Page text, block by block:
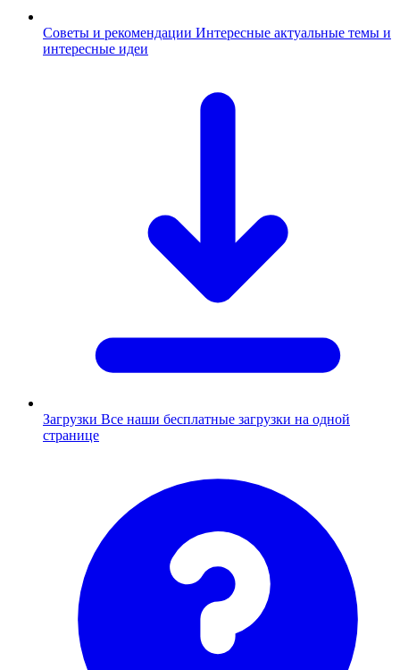
Советы и рекомендации Интересные актуальные темы и
интересные идеи
Загрузки Все наши бесплатные загрузки на одной
странице